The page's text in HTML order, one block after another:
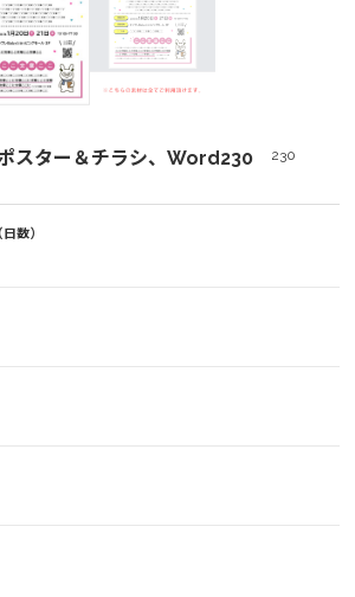
スター＆チラシ、Word230 230
数）